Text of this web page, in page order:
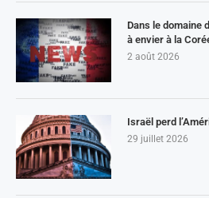
Dans le domaine
à envier à la
2 août 2026
Israël perd
29 juillet 2026